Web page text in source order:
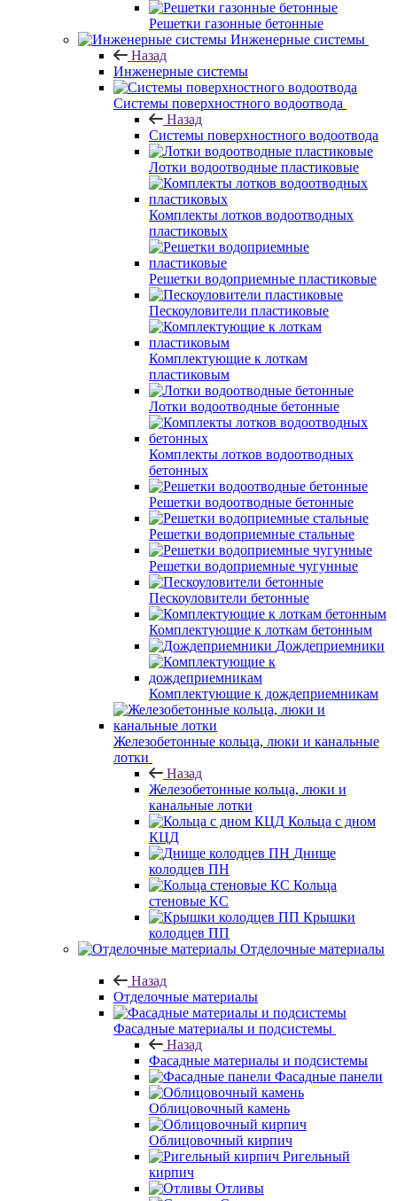
Решетки газонные бетонные
Инженерные системы
Назад
Инженерные системы
Системы поверхностного водоотвода
Назад
Системы поверхностного водоотвода
Лотки водоотводные пластиковые
Комплекты лотков водоотводных
пластиковых
Решетки водоприемные пластиковые
Пескоуловители пластиковые
Комплектующие к лоткам
пластиковым
Лотки водоотводные бетонные
Комплекты лотков водоотводных
бетонных
Решетки водоотводные бетонные
Решетки водоприемные стальные
Решетки водоприемные чугунные
Пескоуловители бетонные
Комплектующие к лоткам бетонным
Дождеприемники
Комплектующие к дождеприемникам
Железобетонные кольца, люки и канальные
лотки
Назад
Железобетонные кольца, люки и
канальные лотки
Кольца с дном
КЦД
Днище
колодцев ПН
Кольца
стеновые КС
Крышки
колодцев ПП
Отделочные материалы
Назад
Отделочные материалы
Фасадные материалы и подсистемы
Назад
Фасадные материалы и подсистемы
Фасадные панели
Облицовочный камень
Облицовочный кирпич
Ригельный
кирпич
Отливы